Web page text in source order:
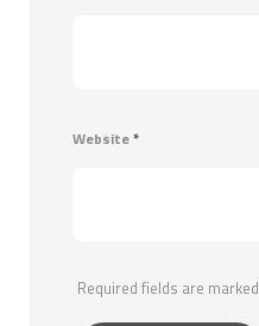
Website*
Required fields are marked